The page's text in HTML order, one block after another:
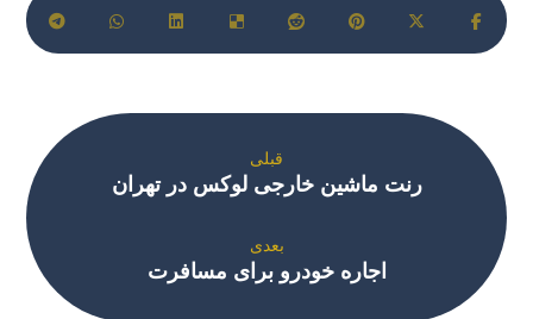
قبلی
رنت ماشین خارجی لوکس در تهران
بعدی
اجاره خودرو برای مسافرت